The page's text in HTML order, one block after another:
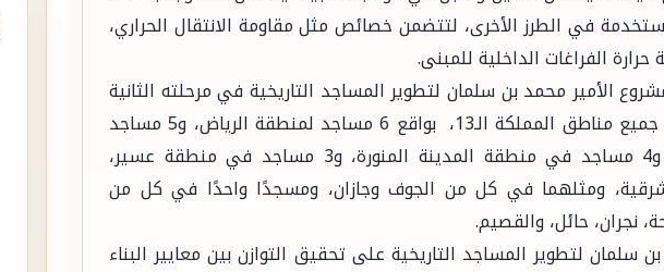
في الطرز الأخرى، لتتضمن خصائص مثل مقاومة الانتقال الحراري،
الفراغات الداخلية للمبنى.
الأمير محمد بن سلمان لتطوير المساجد التاريخية في مرحلته الثانية
التي شملت 30 مسجداً في جميع مناطق المملكة الـ13، ‏‎ بواقع 6 مساجد لمنطقة الرياض، و5 مساجد
في منطقة مكة المكرمة، و4 مساجد في منطقة المدينة المنورة، و3 مساجد في منطقة عسير،
ومثلهما في كل من الجوف وجازان، ومسجدًا واحدًا في كل من
نجران، حائل، والقصيم.
لتطوير المساجد التاريخية على تحقيق التوازن بين معايير البناء